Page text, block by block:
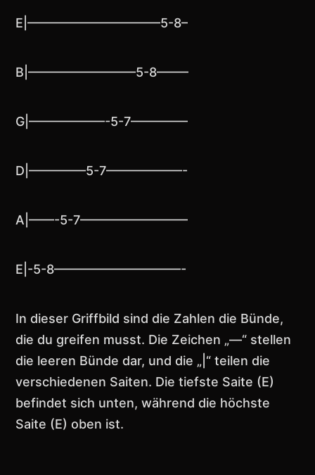
E|——————————–5-8–
B|————————–5-8——–
G|——————-5-7————–
D|————–5-7——————-
A|——-5-7————————–
E|-5-8——————————-
In dieser Griffbild sind die Zahlen die Bünde,
die du greifen musst. Die Zeichen „—“ stellen
die leeren Bünde dar, und die „|“ teilen die
verschiedenen Saiten. Die tiefste Saite (E)
befindet sich unten, während die höchste
Saite (E) oben ist.